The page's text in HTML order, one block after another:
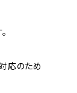
応のため